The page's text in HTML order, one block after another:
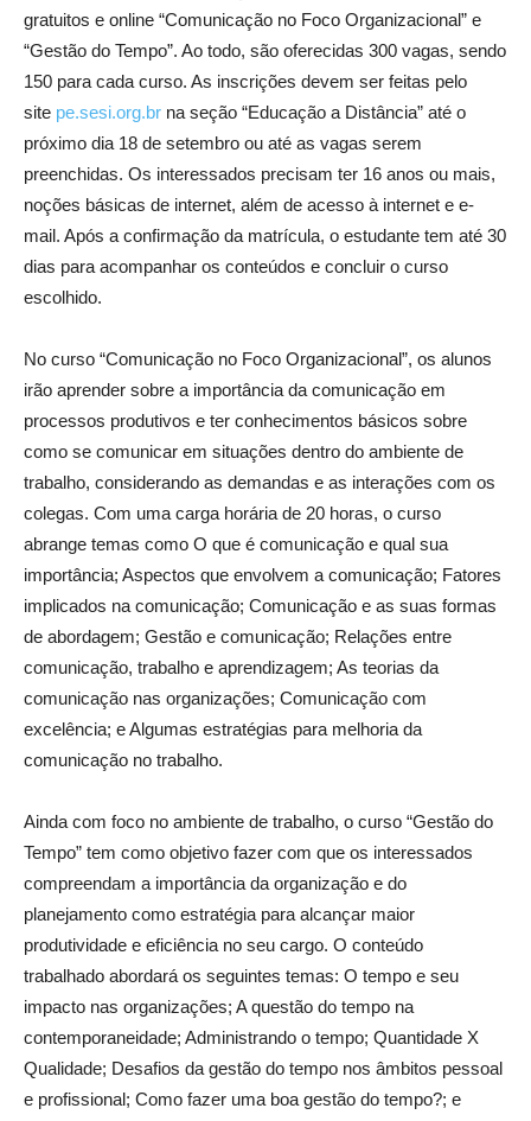
gratuitos e online “Comunicação no Foco Organizacional” e
“Gestão do Tempo”. Ao todo, são oferecidas 300 vagas, sendo
150 para cada curso. As inscrições devem ser feitas pelo
site pe.sesi.org.br na seção “Educação a Distância” até o
próximo dia 18 de setembro ou até as vagas serem
preenchidas. Os interessados precisam ter 16 anos ou mais,
noções básicas de internet, além de acesso à internet e e-
mail. Após a confirmação da matrícula, o estudante tem até 30
dias para acompanhar os conteúdos e concluir o curso
escolhido.
No curso “Comunicação no Foco Organizacional”, os alunos
irão aprender sobre a importância da comunicação em
processos produtivos e ter conhecimentos básicos sobre
como se comunicar em situações dentro do ambiente de
trabalho, considerando as demandas e as interações com os
colegas. Com uma carga horária de 20 horas, o curso
abrange temas como O que é comunicação e qual sua
importância; Aspectos que envolvem a comunicação; Fatores
implicados na comunicação; Comunicação e as suas formas
de abordagem; Gestão e comunicação; Relações entre
comunicação, trabalho e aprendizagem; As teorias da
comunicação nas organizações; Comunicação com
excelência; e Algumas estratégias para melhoria da
comunicação no trabalho.
Ainda com foco no ambiente de trabalho, o curso “Gestão do
Tempo” tem como objetivo fazer com que os interessados
compreendam a importância da organização e do
planejamento como estratégia para alcançar maior
produtividade e eficiência no seu cargo. O conteúdo
trabalhado abordará os seguintes temas: O tempo e seu
impacto nas organizações; A questão do tempo na
contemporaneidade; Administrando o tempo; Quantidade X
Qualidade; Desafios da gestão do tempo nos âmbitos pessoal
e profissional; Como fazer uma boa gestão do tempo?; e